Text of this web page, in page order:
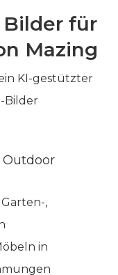
Bilder für
Mazing
KI-gestützter
Bilder
,
in